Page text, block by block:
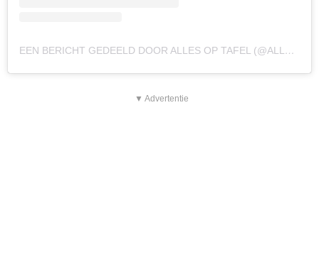
EEN BERICHT GEDEELD DOOR ALLES OP TAFEL (@ALLESOPTAFELFILM)
▼ Advertentie